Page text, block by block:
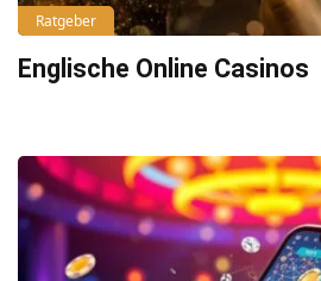
Ratgeber
Englische Online Casinos